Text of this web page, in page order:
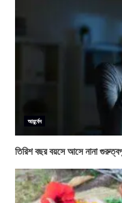
আয়ুর্বেদ
তিরিশ বছর বয়সে আসে নানা